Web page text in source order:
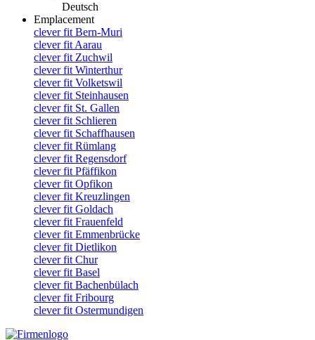
Deutsch
Emplacement
clever fit Bern-Muri
clever fit Aarau
clever fit Zuchwil
clever fit Winterthur
clever fit Volketswil
clever fit Steinhausen
clever fit St. Gallen
clever fit Schlieren
clever fit Schaffhausen
clever fit Rümlang
clever fit Regensdorf
clever fit Pfäffikon
clever fit Opfikon
clever fit Kreuzlingen
clever fit Goldach
clever fit Frauenfeld
clever fit Emmenbrücke
clever fit Dietlikon
clever fit Chur
clever fit Basel
clever fit Bachenbülach
clever fit Fribourg
clever fit Ostermundigen